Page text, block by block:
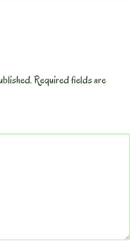
Required fields are